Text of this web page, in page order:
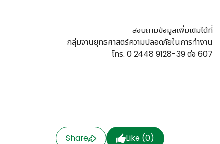
สอบถามข้อมูลเพิ่มเติมได้ที่
กลุ่มงานยุทธศาสตร์ความปลอดภัยในการทำงาน
โทร. 0 2448 9128-39 ต่อ 607
Share Like (0)